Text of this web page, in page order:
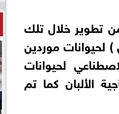
تطوير خلال تلك
لحيوانات موردين
لحيوانات
الألبان كما تم